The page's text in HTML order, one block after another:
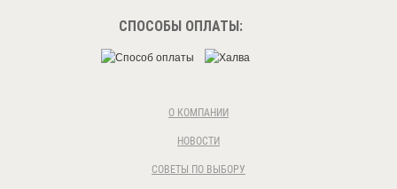
СПОСОБЫ ОПЛАТЫ:
О КОМПАНИИ
НОВОСТИ
СОВЕТЫ ПО ВЫБОРУ